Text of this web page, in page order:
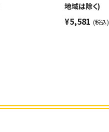
地域は除く)
¥5,581 (税込)